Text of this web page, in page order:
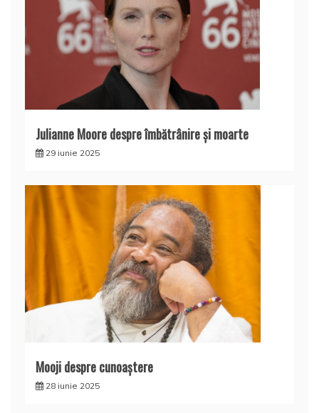
Julianne Moore despre îmbătrânire și moarte
29 iunie 2025
Mooji despre cunoaştere
28 iunie 2025